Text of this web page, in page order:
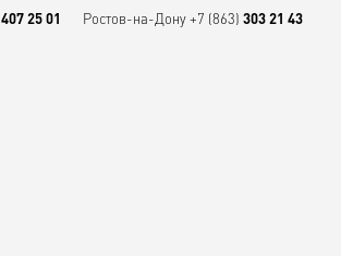
407 25 01 Ростов-на-Дону+7 (863) 303 21 43